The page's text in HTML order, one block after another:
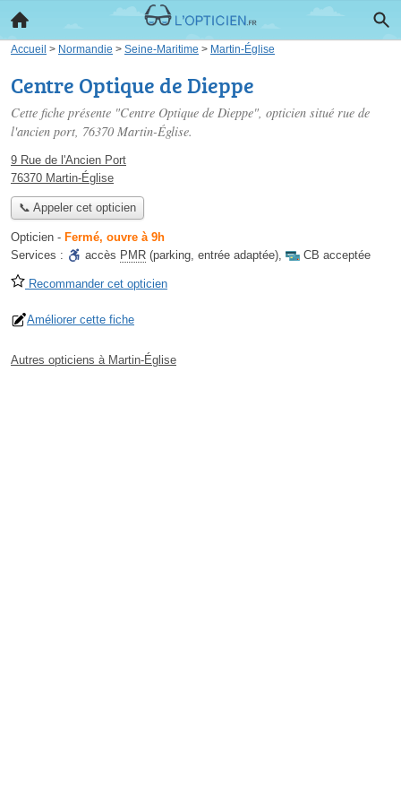
Accueil > Normandie > Seine-Maritime > Martin-Église
Centre Optique de Dieppe
Cette fiche présente "Centre Optique de Dieppe", opticien situé rue de
l'ancien port, 76370 Martin-Église.
9 Rue de l'Ancien Port
76370 Martin-Église
📞 Appeler cet opticien
Opticien - Fermé, ouvre à 9h
Services :
accès PMR (parking, entrée adaptée), CB acceptée
Recommander cet opticien
Améliorer cette fiche
Autres opticiens à Martin-Église